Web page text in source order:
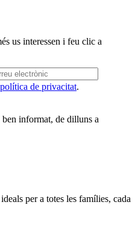
us interessen i feu clic a
política de privacitat.
informat, de dilluns a
per a totes les famílies, cada